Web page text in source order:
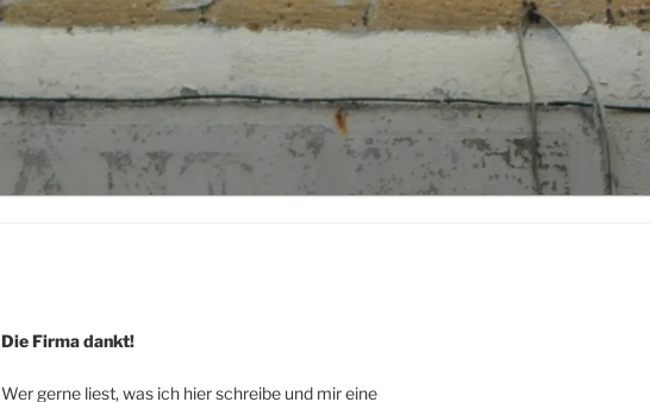
Die Firma dankt!
Wer gerne liest, was ich hier schreibe und mir eine